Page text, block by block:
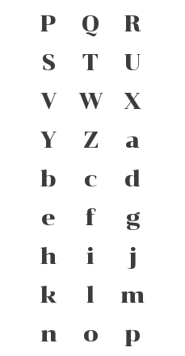
P
Q
R
S
T
U
V
W
X
Y
Z
a
b
c
d
e
f
g
h
i
j
k
l
m
n
o
p